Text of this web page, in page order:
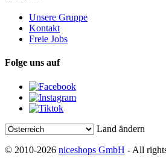
Unsere Gruppe
Kontakt
Freie Jobs
Folge uns auf
Land ändern
© 2010-2026 niceshops GmbH - All